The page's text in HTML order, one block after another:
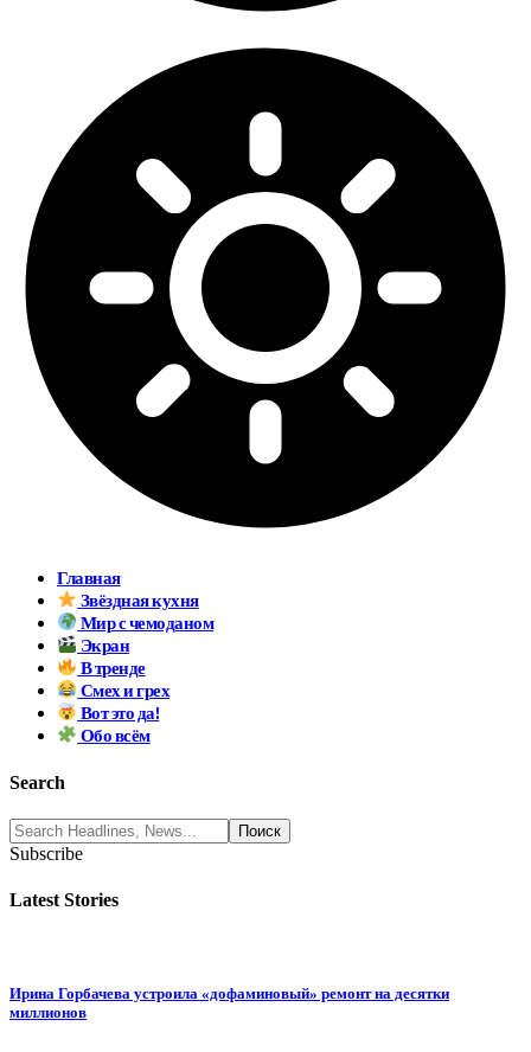
Главная
Звёздная кухня
Мир с чемоданом
Экран
В тренде
Смех и грех
Вот это да!
Обо всём
Search
Subscribe
Latest Stories
Ирина Горбачева устроила «дофаминовый» ремонт на десятки
миллионов